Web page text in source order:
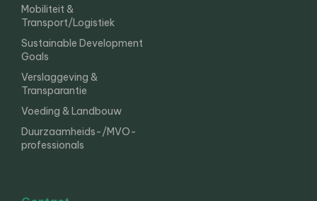
Mobiliteit &
Transport/Logistiek
Sustainable Development
Goals
Verslaggeving &
Transparantie
Voeding & Landbouw
Duurzaamheids-/MVO-
professionals